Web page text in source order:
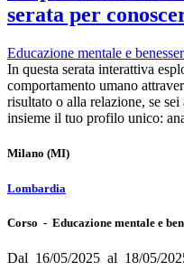
serata per
Educazione mentale e
In questa serata interattiva
comportamento umano
risultato o alla relazione, se
insieme il tuo profilo unico:
Milano (MI)
Lombardia
Corso - Educazione mentale e
Dal 16/05/2025 al 18/05/